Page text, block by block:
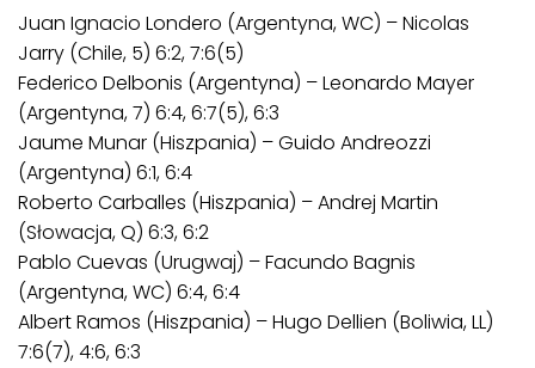
Juan Ignacio Londero (Argentyna, WC) – Nicolas
Jarry (Chile, 5) 6:2, 7:6(5)
Federico Delbonis (Argentyna) – Leonardo Mayer
(Argentyna, 7) 6:4, 6:7(5), 6:3
Jaume Munar (Hiszpania) – Guido Andreozzi
(Argentyna) 6:1, 6:4
Roberto Carballes (Hiszpania) – Andrej Martin
(Słowacja, Q) 6:3, 6:2
Pablo Cuevas (Urugwaj) – Facundo Bagnis
(Argentyna, WC) 6:4, 6:4
Albert Ramos (Hiszpania) – Hugo Dellien (Boliwia, LL)
7:6(7), 4:6, 6:3